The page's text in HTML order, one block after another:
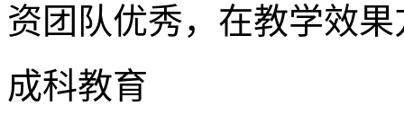
资团队优秀，在教学效
成科教育